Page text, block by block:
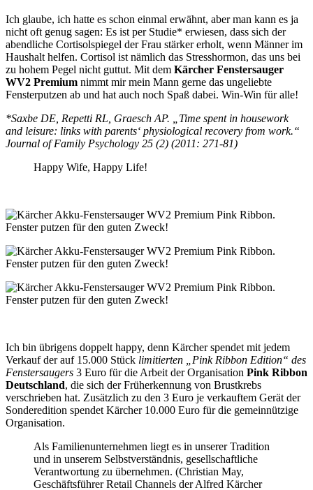
Ich glaube, ich hatte es schon einmal erwähnt, aber man kann es ja
nicht oft genug sagen: Es ist per Studie* erwiesen, dass sich der
abendliche Cortisolspiegel der Frau stärker erholt, wenn Männer im
Haushalt helfen. Cortisol ist nämlich das Stresshormon, das uns bei
zu hohem Pegel nicht guttut. Mit dem Kärcher Fenstersauger
WV2 Premium nimmt mir mein Mann gerne das ungeliebte
Fensterputzen ab und hat auch noch Spaß dabei. Win-Win für alle!
*Saxbe DE, Repetti RL, Graesch AP. „Time spent in housework
and leisure: links with parents‘ physiological recovery from work.“
Journal of Family Psychology 25 (2) (2011: 271-81)
Happy Wife, Happy Life!
Ich bin übrigens doppelt happy, denn Kärcher spendet mit jedem
Verkauf der auf 15.000 Stück limitierten „Pink Ribbon Edition“ des
Fenstersaugers 3 Euro für die Arbeit der Organisation Pink Ribbon
Deutschland, die sich der Früherkennung von Brustkrebs
verschrieben hat. Zusätzlich zu den 3 Euro je verkauftem Gerät der
Sonderedition spendet Kärcher 10.000 Euro für die gemeinnützige
Organisation.
Als Familienunternehmen liegt es in unserer Tradition
und in unserem Selbstverständnis, gesellschaftliche
Verantwortung zu übernehmen. (Christian May,
Geschäftsführer Retail Channels der Alfred Kärcher